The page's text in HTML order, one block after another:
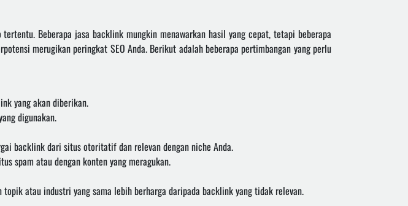
Beberapa jasa backlink mungkin menawarkan hasil yang cepat, tetapi beberapa
merugikan peringkat SEO Anda. Berikut adalah beberapa pertimbangan yang perlu
yang akan diberikan.
digunakan.
backlink dari situs otoritatif dan relevan dengan niche Anda.
spam atau dengan konten yang meragukan.
atau industri yang sama lebih berharga daripada backlink yang tidak relevan.